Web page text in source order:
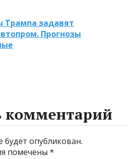
задавят
Прогнозы
комментарий
будет опубликован.
помечены*